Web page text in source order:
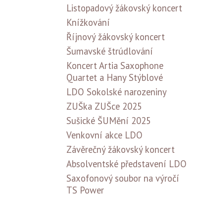
Listopadový žákovský koncert
Knížkování
Říjnový žákovský koncert
Šumavské štrúdlování
Koncert Artia Saxophone
Quartet a Hany Stýblové
LDO Sokolské narozeniny
ZUŠka ZUŠce 2025
Sušické ŠUMění 2025
Venkovní akce LDO
Závěrečný žákovský koncert
Absolventské představení LDO
Saxofonový soubor na výročí
TS Power